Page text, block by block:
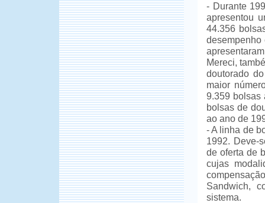
- Durante
apresentou
44.356
Mereci,
doutorado
maior
9.359 bolsas
bolsas de
ao ano de
- A linha de
1992. Deve-
de oferta de
cujas
Sandwich,
sistema.